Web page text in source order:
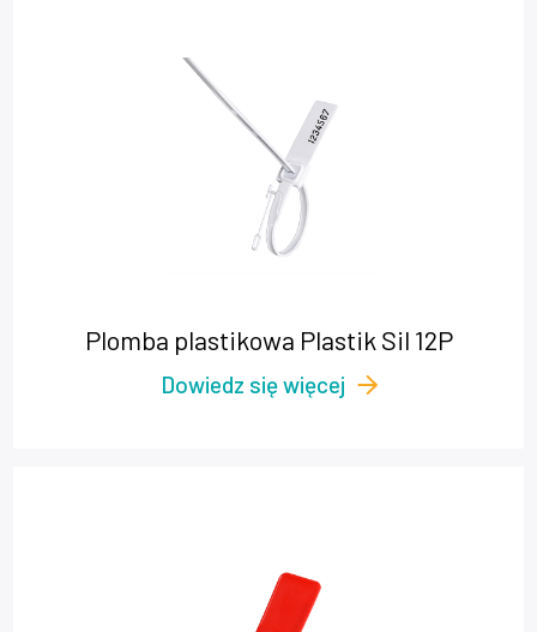
Plomba plastikowa Plastik Sil 12P
Dowiedz się więcej